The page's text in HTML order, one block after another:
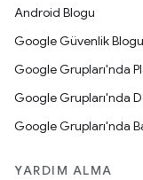
Android Blogu
Google Güvenlik Blogu
Google Grupları'nda
Google Grupları'nda
Google Grupları'nda
YARDIM ALMA